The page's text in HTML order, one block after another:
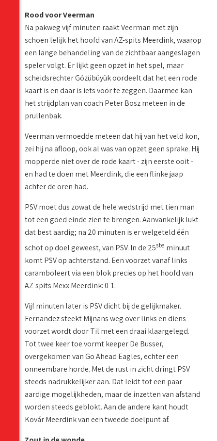
Rood voor Veerman
Na pakweg vijf minuten raakt Veerman met zijn
schoen lelijk het hoofd van AZ-spits Meerdink, waarop
een lange behandeling van de zichtbaar aangeslagen
speler volgt. Er lijkt geen opzet in het spel, maar
scheidsrechter Gözübüyük oordeelt dat het een rode
kaart is en daar is iets voor te zeggen. Daarmee kan
het strijdplan van coach Peter Bosz meteen in de
prullenbak.
Veerman vermoedde meteen dat hij van het veld kon,
zei hij na afloop, ook al was van opzet geen sprake. Hij
mopperde niet over de rode kaart - zijn eerste ooit -
en had te doen met Meerdink, die een flinke jaap
achter de oren had.
PSV moet dus zowat de hele wedstrijd met tien man
tot een goed einde zien te brengen. Aanvankelijk lukt
dat best aardig; na 20 minuten is er welgeteld één
schot op doel geweest, van PSV. In de 25ste minuut
komt PSV op achterstand. Een voorzet vanaf links
caramboleert via een blok precies op het hoofd van
AZ-spits Mexx Meerdink: 0-1.
Vijf minuten later is PSV dicht bij de gelijkmaker.
Fernandez steekt Mijnans weg over links en diens
voorzet wordt door Til met een draai klaargelegd.
Tot twee keer toe vormt keeper De Busser,
overgekomen van Go Ahead Eagles, echter een
onneembare horde. Met de rust in zicht dringt PSV
steeds nadrukkelijker aan. Dat leidt tot een paar
aardige mogelijkheden, maar de inzetten van afstand
worden steeds geblokt. Aan de andere kant houdt
Kovár Meerdink van een tweede doelpunt af.